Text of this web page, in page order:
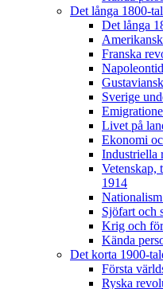
Det långa 1800-
Det långa
Franska
Sverige
Livet på
Ekonomi
Industriella
Vetenskap,
1914
Sjöfart och
Krig och
Kända
Det korta 1900-
Första
Ryska